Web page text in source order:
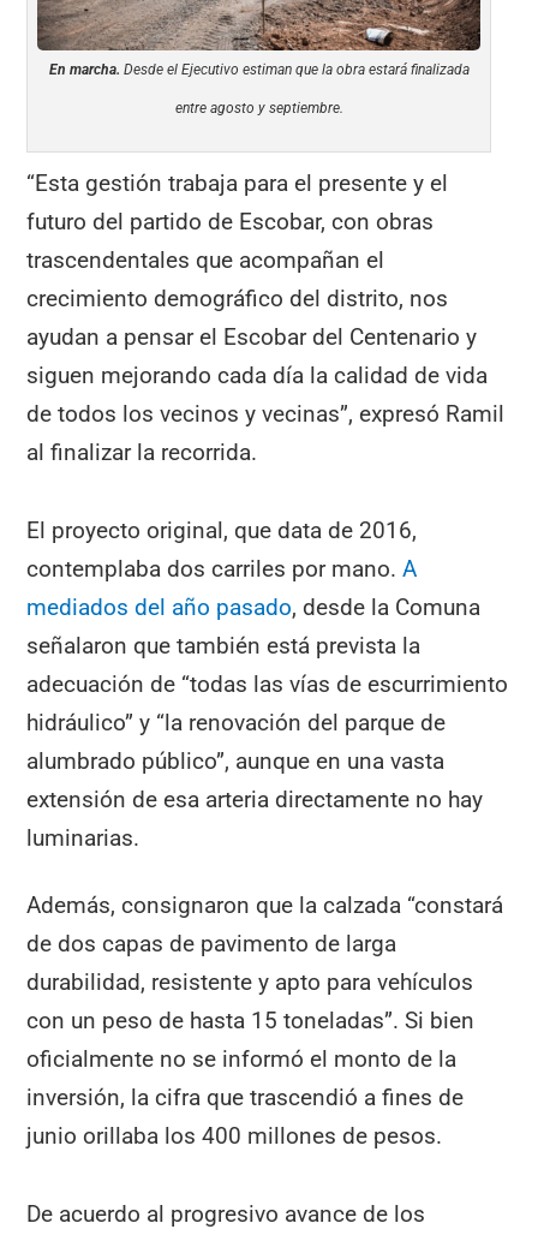
En marcha. Desde el Ejecutivo estiman que la obra estará finalizada
entre agosto y septiembre.
“Esta gestión trabaja para el presente y el
futuro del partido de Escobar, con obras
trascendentales que acompañan el
crecimiento demográfico del distrito, nos
ayudan a pensar el Escobar del Centenario y
siguen mejorando cada día la calidad de vida
de todos los vecinos y vecinas”, expresó Ramil
al finalizar la recorrida.
El proyecto original, que data de 2016,
contemplaba dos carriles por mano.A
mediados del año pasado, desde la Comuna
señalaron que también está prevista la
adecuación de “todas las vías de escurrimiento
hidráulico” y “la renovación del parque de
alumbrado público”, aunque en una vasta
extensión de esa arteria directamente no hay
luminarias.
Además, consignaron que la calzada “constará
de dos capas de pavimento de larga
durabilidad, resistente y apto para vehículos
con un peso de hasta 15 toneladas”. Si bien
oficialmente no se informó el monto de la
inversión, la cifra que trascendió a fines de
junio orillaba los 400 millones de pesos.
De acuerdo al progresivo avance de los